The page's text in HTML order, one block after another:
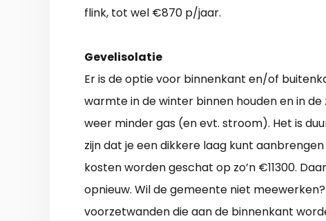
flink, tot wel €870 p/jaar.
Gevelisolatie
Er is de optie voor binnenkant en/of
warmte in de winter binnen houden en in
weer minder gas (en evt. stroom). Het is
zijn dat je een dikkere laag kunt
kosten worden geschat op zo’n €11300.
opnieuw. Wil de gemeente niet
voorzetwanden die aan de binnenkant